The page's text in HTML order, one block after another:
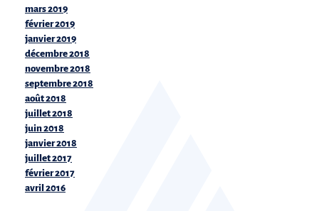
mars 2019
février 2019
janvier 2019
décembre 2018
novembre 2018
septembre 2018
août 2018
juillet 2018
juin 2018
janvier 2018
juillet 2017
février 2017
avril 2016